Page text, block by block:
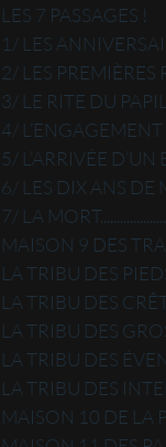
LES 7 PASSAGES !
1/ LES
2/ LES PREMIÈRES
3/ LE RITE DU
4/ L’ENGAGEMENT
5/ L’ARRIVÉE D’UN
6/ LES DIX ANS DE
7/ LA
MAISON 9 DES
LA TRIBU DES
LA TRIBU DES
LA TRIBU DES
LA TRIBU DES
LA TRIBU DES
MAISON 10 DE LA